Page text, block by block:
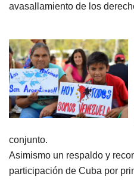
avasallamiento de los
conjunto.
Asimismo un respaldo y
participación de Cuba por